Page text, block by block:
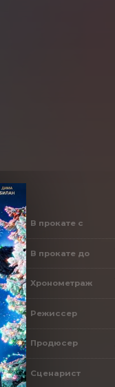
В прокате с
В прокате до
Хронометраж
Режиссер
Продюсер
Сценарист